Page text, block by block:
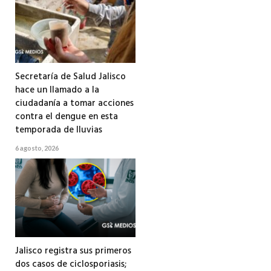
Secretaría de Salud Jalisco
hace un llamado a la
ciudadanía a tomar acciones
contra el dengue en esta
temporada de lluvias
6 agosto, 2026
Jalisco registra sus primeros
dos casos de ciclosporiasis;